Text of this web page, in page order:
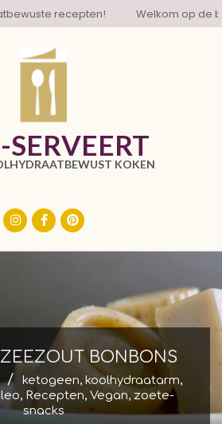
recepten! Welkom op de
KOKEN
BONBONS
ketogeen, koolhydraatarm,
, Recepten, Vegan,zoete-
snacks